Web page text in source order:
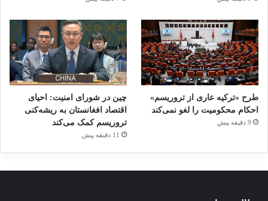
ایران، به مقامات کشورمان تسلیت گفتند.
به گزارش ایسنا، حدود 40 هیات سیاسی و
دیپلماتیک با حضور در ایران در مراسم رسمی ادای
احترام به پیکر رهبر شهید ایران و تسلیت به
مقامات ارشد ایرانی شرکت کردند. در همین حال
حدود 100 هیات فرهنگی و مذهبی از کشورهای
طرح «ترکیه عاری از تروریسم»
احکام محکومیت را لغو نمی‌کند
9 دقیقه پیش
چین در شورای امنیت: احیای
اقتصاد افغانستان به ریشه‌کنی
تروریسم کمک می‌کند
11 دقیقه پیش